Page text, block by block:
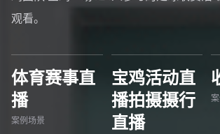
观看。
体育赛事直
播
案例场景
宝鸡活动直
播拍摄摄行
直播